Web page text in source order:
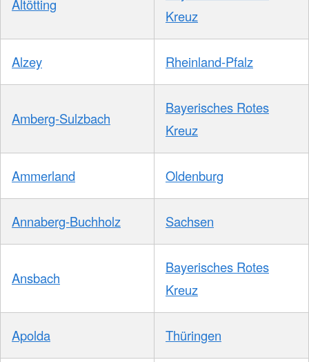
Altötting
Kreuz
Alzey Rheinland-Pfalz
Amberg-Sulzbach
Bayerisches Rotes
Kreuz
Ammerland Oldenburg
Annaberg-Buchholz Sachsen
Ansbach
Bayerisches Rotes
Kreuz
Apolda Thüringen